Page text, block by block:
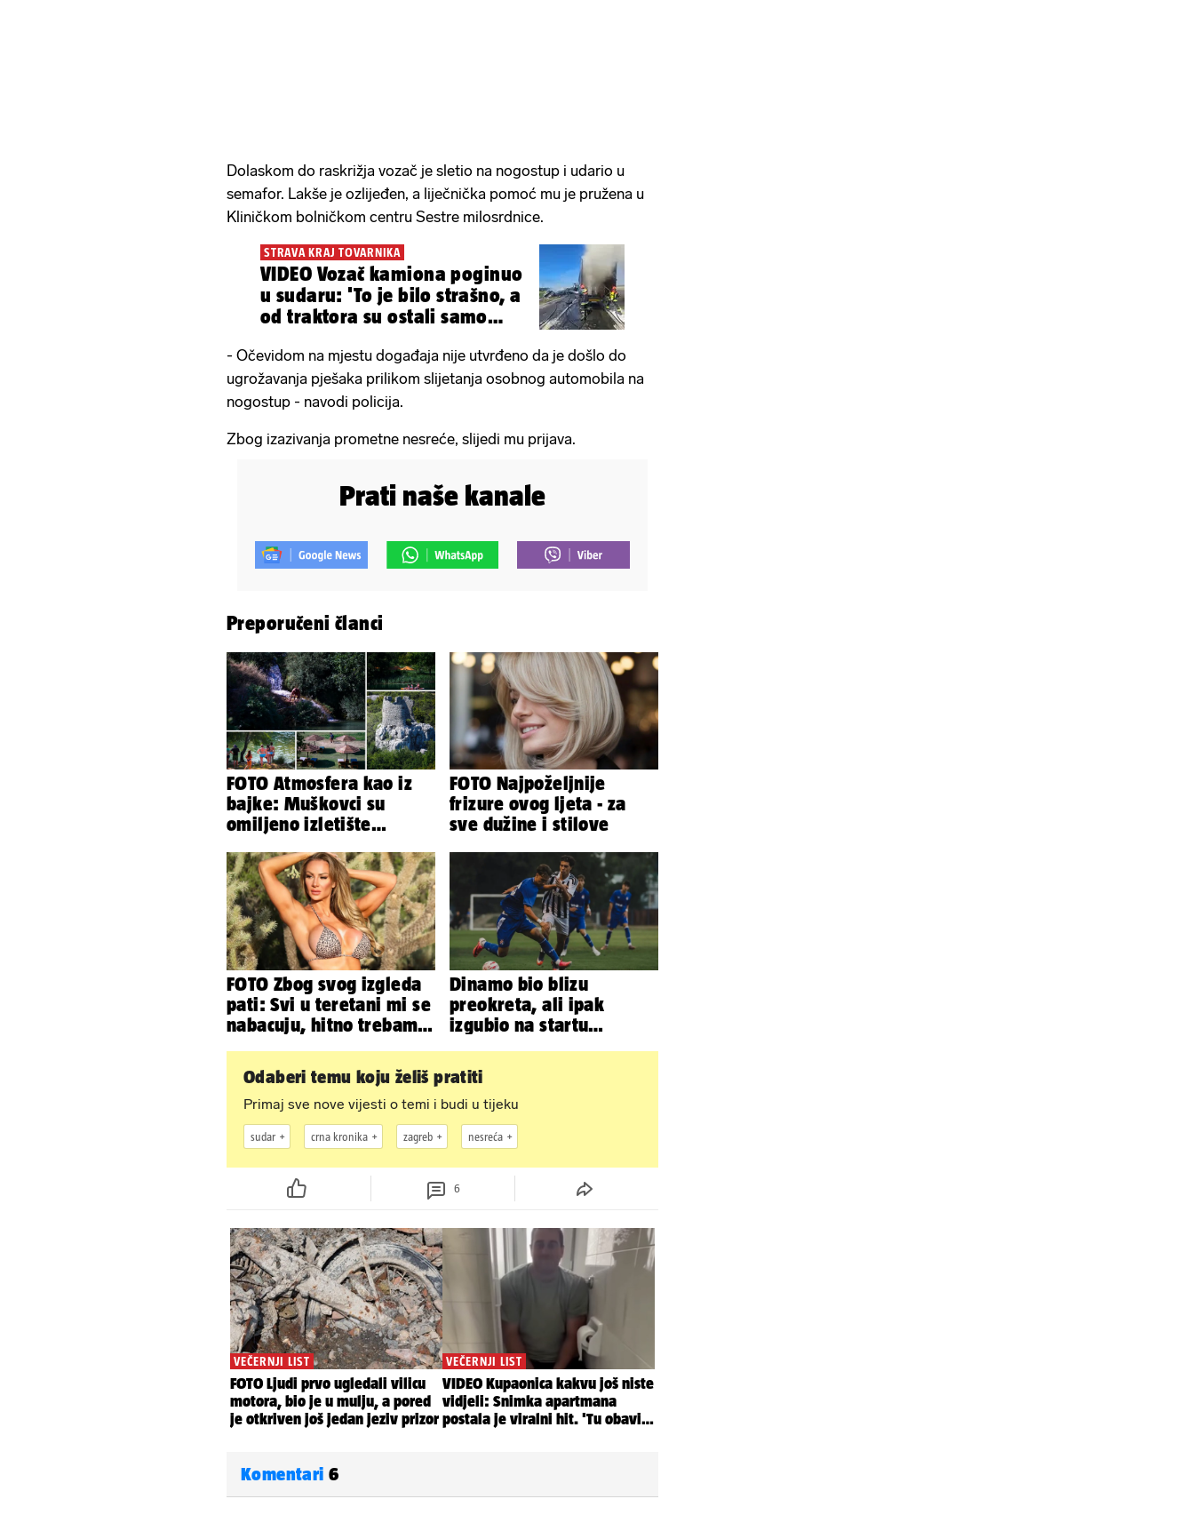
Dolaskom do raskrižja vozač je sletio na nogostup i udario u
semafor. Lakše je ozlijeđen, a liječnička pomoć mu je pružena u
Kliničkom bolničkom centru Sestre milosrdnice.
STRAVA KRAJ TOVARNIKA
VIDEO Vozač kamiona poginuo
u sudaru: 'To je bilo strašno, a
od traktora su ostali samo
- Očevidom na mjestu događaja nije utvrđeno da je došlo do
ugrožavanja pješaka prilikom slijetanja osobnog automobila na
nogostup - navodi policija.
Zbog izazivanja prometne nesreće, slijedi mu prijava.
Prati naše kanale
Preporučeni članci
FOTO Atmosfera kao iz
bajke: Muškovci su
omiljeno izletište
zašto
FOTO Najpoželjnije
frizure ovog ljeta - za
sve dužine i stilove
FOTO Zbog svog izgleda
pati: Svi u teretani mi se
nabacuju, hitno trebam
Dinamo bio blizu
preokreta, ali ipak
izgubio na startu
Odaberi temu koju želiš pratiti
Primaj sve nove vijesti o temi i budi u tijeku
sudar crna kronika zagreb nesreća
6
Komentari 6